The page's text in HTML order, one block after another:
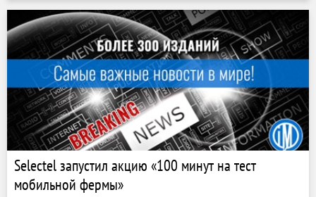
Selectel запустил акцию «100 минут на тест
мобильной фермы»